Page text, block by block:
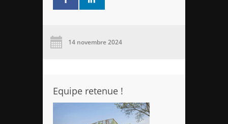
14 novembre 2024
Equipe retenue !